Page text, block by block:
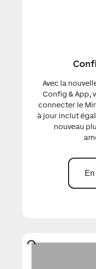
Avec la
Config & App,
connecter le
à jour inclut
nouveau